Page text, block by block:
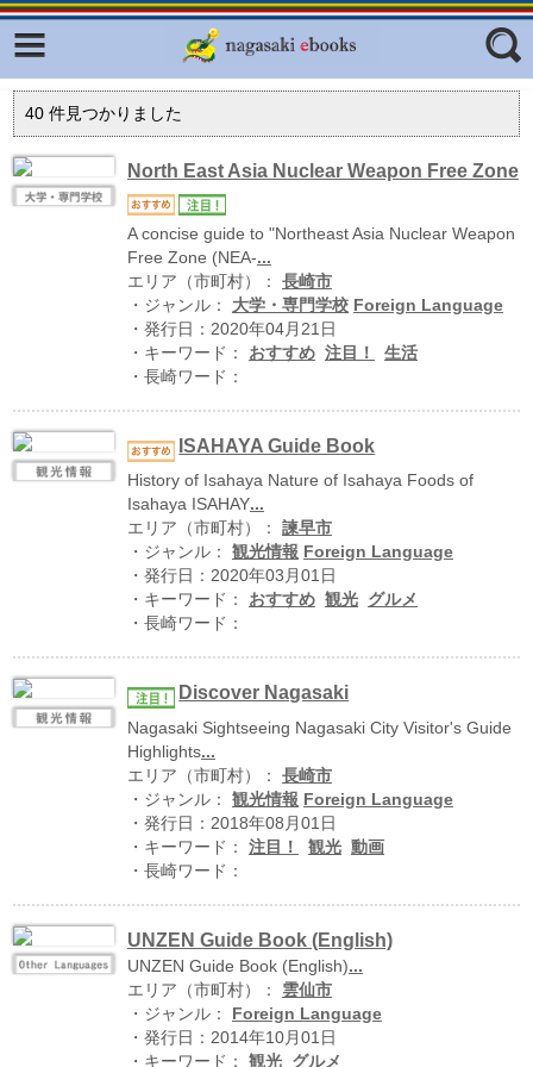
エリア
40件見つかりました
North East Asia Nuclear Weapon Free Zone
A concise guide to "Northeast Asia Nuclear Weapon
Free Zone (NEA-...
エリア（市町村）： 長崎市
・ジャンル： 大学・専門学校 Foreign Language
・発行日：2020年04月21日
・キーワード： おすすめ 注目！
生活
・長崎ワード：
ISAHAYA Guide Book
History of Isahaya Nature of Isahaya Foods of
Isahaya ISAHAY...
エリア（市町村）： 諫早市
・ジャンル： 観光情報 Foreign Language
・発行日：2020年03月01日
・キーワード： おすすめ 観光
グルメ
・長崎ワード：
Discover Nagasaki
Nagasaki Sightseeing Nagasaki City Visitor's Guide
Highlights...
エリア（市町村）： 長崎市
・ジャンル： 観光情報 Foreign Language
・発行日：2018年08月01日
・キーワード： 注目！ 観光 動画
・長崎ワード：
UNZEN Guide Book (English)
UNZEN Guide Book (English)...
エリア（市町村）： 雲仙市
・ジャンル： Foreign Language
・発行日：2014年10月01日
・キーワード： 観光 グルメ
Facebook
ふくいろキラリプロジェクト
ラリー（TOKYO Brochures）
復興応援企画
はじめてご利用される方へ
広報誌ナビ
明治日本の産業革命遺産
関連遺産
大学・専門学校ナビ
ハイスクールナビ
小・中学校ナビ
ながよebooks
ごとうebooks
おおむらebooks
みなみしまばらebooks
はさみebooks
ながさき市ebooks
さいかいイーブックス
長崎MICE観光マップ